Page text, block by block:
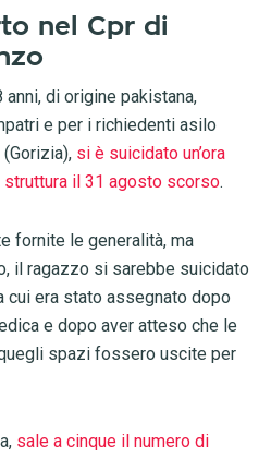
nel Cpr di
di origine pakistana,
e per i richiedenti asilo
si è suicidato un’ora
il 31 agosto scorso.
fornite le generalità, ma
il ragazzo si sarebbe suicidato
cui era stato assegnato dopo
e dopo aver atteso che le
spazi fossero uscite per
sale a cinque il numero di